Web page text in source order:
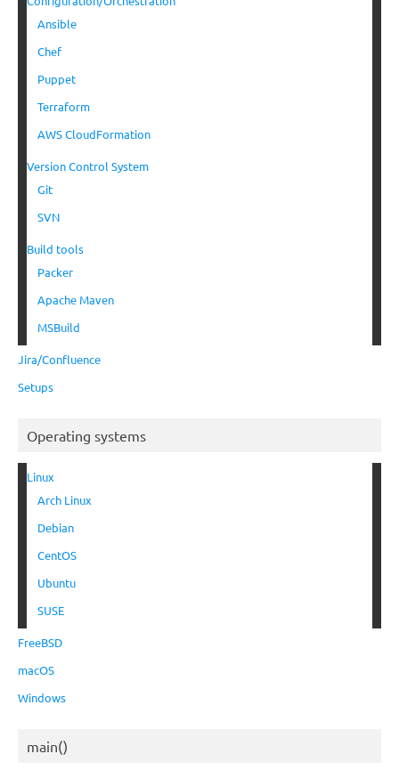
Ansible
Chef
Puppet
Terraform
AWS CloudFormation
Version Control System
Git
SVN
Build tools
Packer
Apache Maven
MSBuild
Jira/Confluence
Setups
Operating systems
Linux
Arch Linux
Debian
CentOS
Ubuntu
SUSE
FreeBSD
macOS
Windows
main()